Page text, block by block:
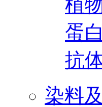
植
蛋
抗
染料